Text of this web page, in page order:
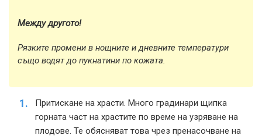
Между другото!
Рязките промени в нощните и дневните температури
също водят до пукнатини по кожата.
Притискане на храсти. Много градинари щипка
горната част на храстите по време на узряване на
плодове. Те обясняват това чрез пренасочване на